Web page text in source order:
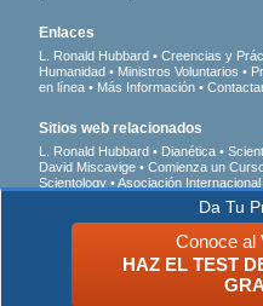
Da Tu
Conoce al
HAZ EL TEST
Enlaces
L. Ronald Hubbard Creencias y
Humanidad
Ministros Voluntarios
en línea
Más Información
Sitios web relacionados
L. Ronald Hubbard Dianética
David Miscavige
Comienza un
Scientology
Asociación
En Apoyo
Jóvenes por
Ciudadanos por los Derechos
© 2026 Iglesia de Scientology
Política de Cookies•